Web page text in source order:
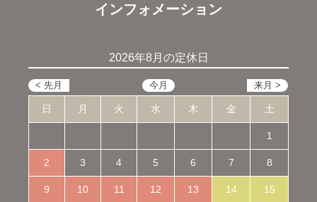
インフォメーション
2026年8月の定休日
日 月 火 水 木 金 土
1
2 3 4 5 6 7 8
9 10 11 12 13 14 15